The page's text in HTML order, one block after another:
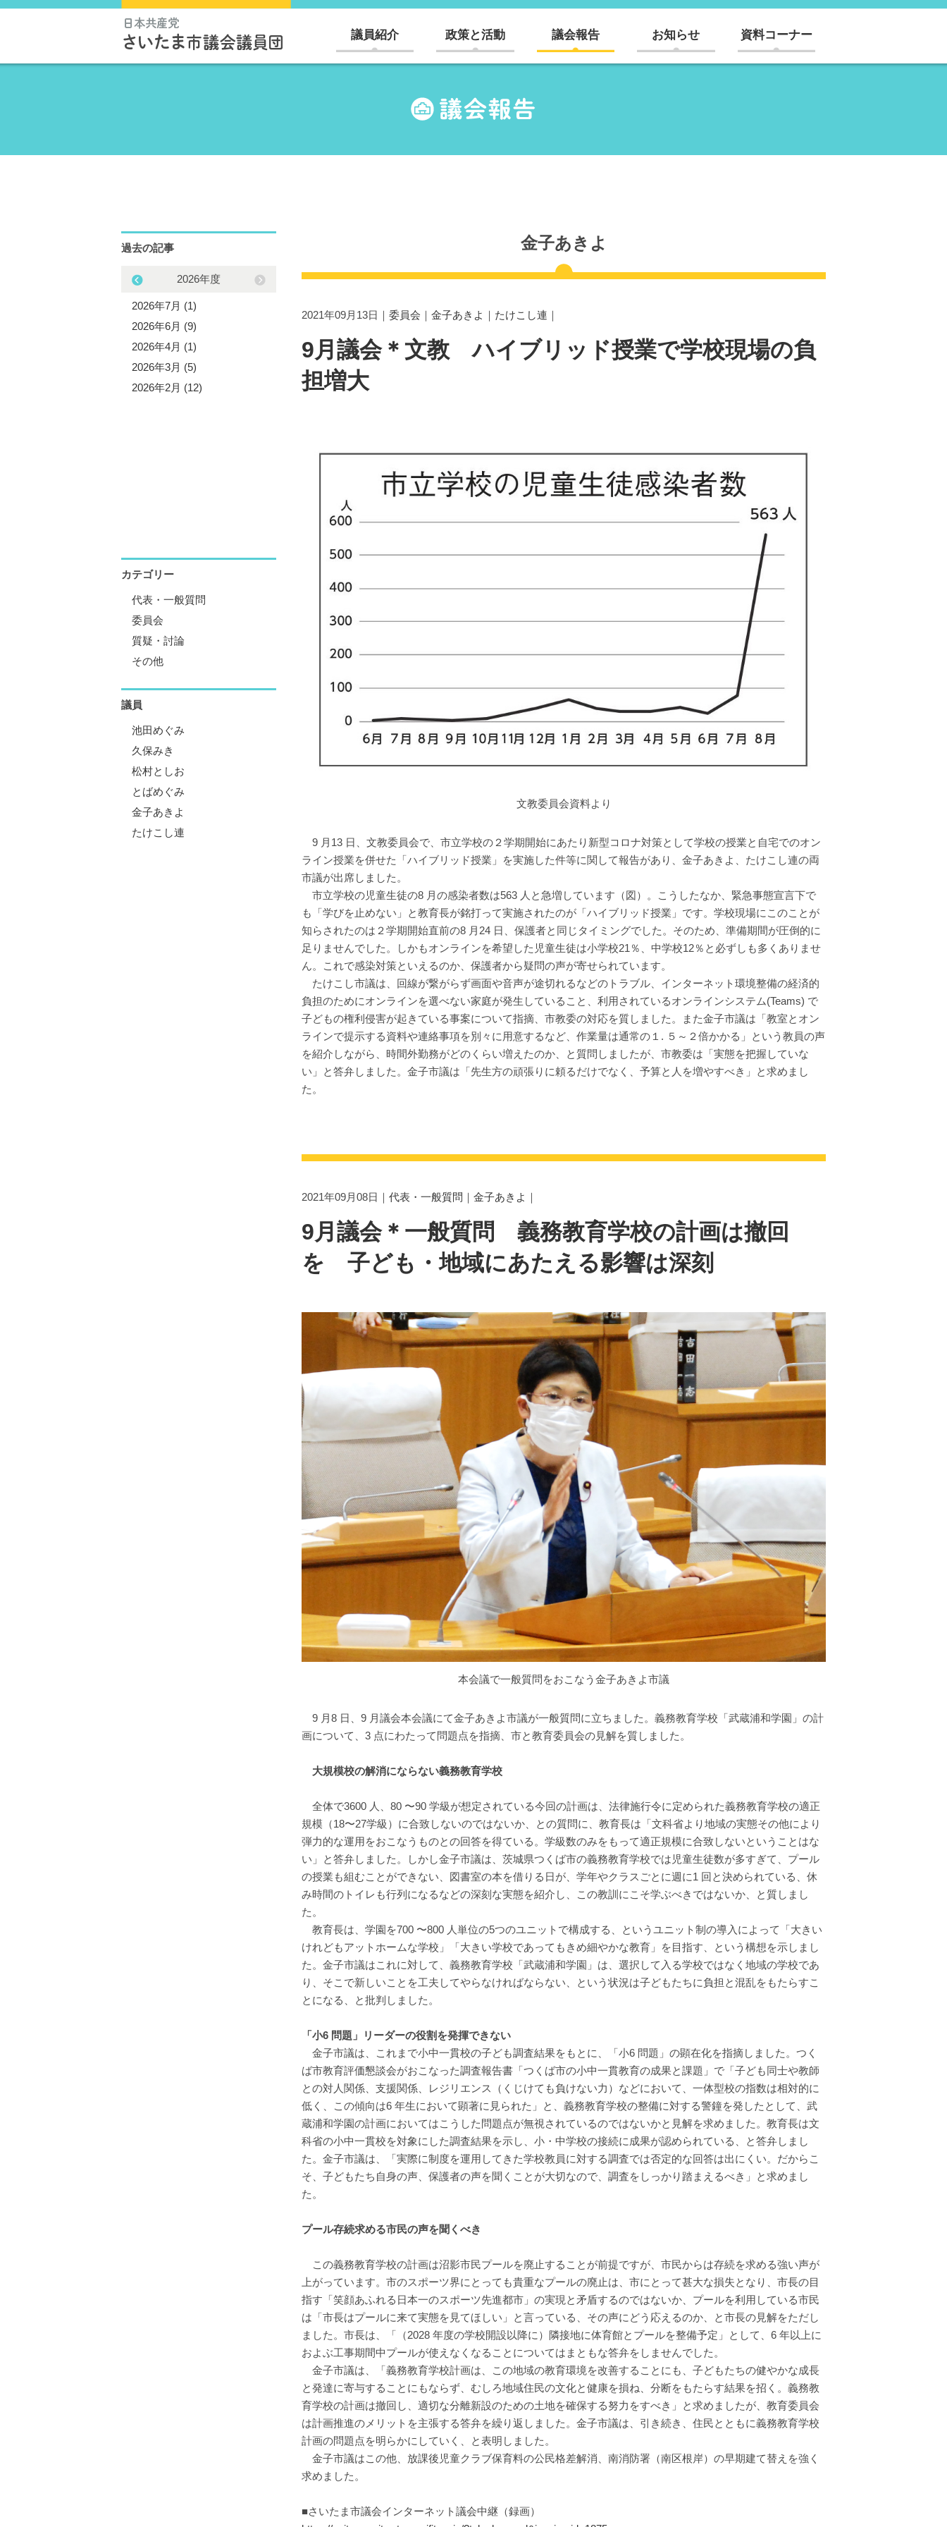
議員紹介 政策と活動 議会報告 お知らせ 資料コーナー
金子あきよ
2021年09月13日｜ 委員会 ｜ 金子あきよ ｜ たけこし連 ｜
9月議会＊文教 ハイブリッド授業で学校現場の負
担増大
文教委員会資料より
9 月13 日、文教委員会で、市立学校の２学期開始にあたり新型コロナ対策として学校の授業と自宅でのオン
ライン授業を併せた「ハイブリッド授業」を実施した件等に関して報告があり、金子あきよ、たけこし連の両
市議が出席しました。
市立学校の児童生徒の8 月の感染者数は563 人と急増しています（図）。こうしたなか、緊急事態宣言下で
も「学びを止めない」と教育長が銘打って実施されたのが「ハイブリッド授業」です。学校現場にこのことが
知らされたのは２学期開始直前の8 月24 日、保護者と同じタイミングでした。そのため、準備期間が圧倒的に
足りませんでした。しかもオンラインを希望した児童生徒は小学校21％、中学校12％と必ずしも多くありませ
ん。これで感染対策といえるのか、保護者から疑問の声が寄せられています。
たけこし市議は、回線が繋がらず画面や音声が途切れるなどのトラブル、インターネット環境整備の経済的
負担のためにオンラインを選べない家庭が発生していること、利用されているオンラインシステム(Teams) で
子どもの権利侵害が起きている事案について指摘、市教委の対応を質しました。また金子市議は「教室とオン
ラインで提示する資料や連絡事項を別々に用意するなど、作業量は通常の１. ５～２倍かかる」という教員の声
を紹介しながら、時間外勤務がどのくらい増えたのか、と質問しましたが、市教委は「実態を把握していな
い」と答弁しました。金子市議は「先生方の頑張りに頼るだけでなく、予算と人を増やすべき」と求めまし
た。
2021年09月08日｜ 代表・一般質問 ｜ 金子あきよ ｜
9月議会＊一般質問 義務教育学校の計画は撤回
を 子ども・地域にあたえる影響は深刻
本会議で一般質問をおこなう金子あきよ市議
9 月8 日、9 月議会本会議にて金子あきよ市議が一般質問に立ちました。義務教育学校「武蔵浦和学園」の計
画について、3 点にわたって問題点を指摘、市と教育委員会の見解を質しました。
大規模校の解消にならない義務教育学校
全体で3600 人、80 〜90 学級が想定されている今回の計画は、法律施行令に定められた義務教育学校の適正
規模（18〜27学級）に合致しないのではないか、との質問に、教育長は「文科省より地域の実態その他により
弾力的な運用をおこなうものとの回答を得ている。学級数のみをもって適正規模に合致しないということはな
い」と答弁しました。しかし金子市議は、茨城県つくば市の義務教育学校では児童生徒数が多すぎて、プール
の授業も組むことができない、図書室の本を借りる日が、学年やクラスごとに週に1 回と決められている、休
み時間のトイレも行列になるなどの深刻な実態を紹介し、この教訓にこそ学ぶべきではないか、と質しまし
た。
教育長は、学園を700 〜800 人単位の5つのユニットで構成する、というユニット制の導入によって「大きい
けれどもアットホームな学校」「大きい学校であってもきめ細やかな教育」を目指す、という構想を示しまし
た。金子市議はこれに対して、義務教育学校「武蔵浦和学園」は、選択して入る学校ではなく地域の学校であ
り、そこで新しいことを工夫してやらなければならない、という状況は子どもたちに負担と混乱をもたらすこ
とになる、と批判しました。
「小6 問題」リーダーの役割を発揮できない
金子市議は、これまで小中一貫校の子ども調査結果をもとに、「小6 問題」の顕在化を指摘しました。つく
ば市教育評価懇談会がおこなった調査報告書「つくば市の小中一貫教育の成果と課題」で「子ども同士や教師
との対人関係、支援関係、レジリエンス（くじけても負けない力）などにおいて、一体型校の指数は相対的に
低く、この傾向は6 年生において顕著に見られた」と、義務教育学校の整備に対する警鐘を発したとして、武
蔵浦和学園の計画においてはこうした問題点が無視されているのではないかと見解を求めました。教育長は文
科省の小中一貫校を対象にした調査結果を示し、小・中学校の接続に成果が認められている、と答弁しまし
た。金子市議は、「実際に制度を運用してきた学校教員に対する調査では否定的な回答は出にくい。だからこ
そ、子どもたち自身の声、保護者の声を聞くことが大切なので、調査をしっかり踏まえるべき」と求めまし
た。
プール存続求める市民の声を聞くべき
この義務教育学校の計画は沼影市民プールを廃止することが前提ですが、市民からは存続を求める強い声が
上がっています。市のスポーツ界にとっても貴重なプールの廃止は、市にとって甚大な損失となり、市長の目
指す「笑顔あふれる日本一のスポーツ先進都市」の実現と矛盾するのではないか、プールを利用している市民
は「市長はプールに来て実態を見てほしい」と言っている、その声にどう応えるのか、と市長の見解をただし
ました。市長は、「（2028 年度の学校開設以降に）隣接地に体育館とプールを整備予定」として、6 年以上に
およぶ工事期間中プールが使えなくなることについてはまともな答弁をしませんでした。
金子市議は、「義務教育学校計画は、この地域の教育環境を改善することにも、子どもたちの健やかな成長
と発達に寄与することにもならず、むしろ地域住民の文化と健康を損ね、分断をもたらす結果を招く。義務教
育学校の計画は撤回し、適切な分離新設のための土地を確保する努力をすべき」と求めましたが、教育委員会
は計画推進のメリットを主張する答弁を繰り返しました。金子市議は、引き続き、住民とともに義務教育学校
計画の問題点を明らかにしていく、と表明しました。
金子市議はこの他、放課後児童クラブ保育料の公民格差解消、南消防署（南区根岸）の早期建て替えを強く
求めました。
■さいたま市議会インターネット議会中継（録画）
過去の記事
2026年度
2026年7月 (1)
2026年6月 (9)
2026年4月 (1)
2026年3月 (5)
2026年2月 (12)
カテゴリー
代表・一般質問
委員会
質疑・討論
その他
議員
池田めぐみ
久保みき
松村としお
とばめぐみ
金子あきよ
たけこし連